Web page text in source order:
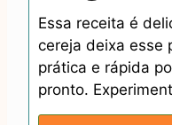
Essa receita é
cereja deixa esse
prática e rápida
pronto.